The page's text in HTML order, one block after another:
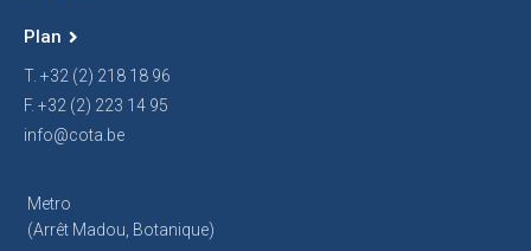
Plan
T. +32 (2) 218 18 96
F. +32 (2) 223 14 95
info@cota.be
Metro
(arrêt Madou, Botanique)